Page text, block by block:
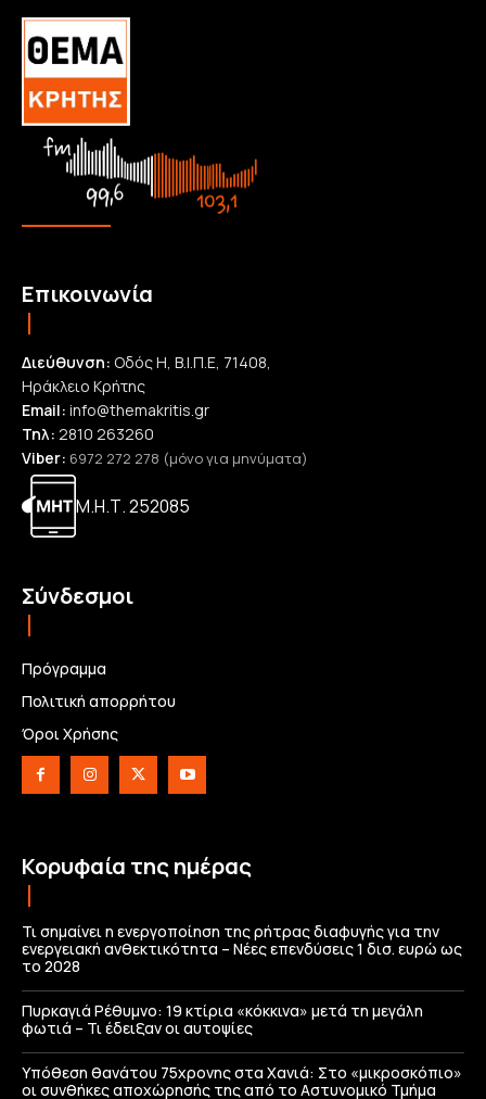
Επικοινωνία
Διεύθυνση: Οδός Η, Β.Ι.Π.Ε, 71408,
Ηράκλειο Κρήτης
Email: info@themakritis.gr
Τηλ: 2810 263260
Viber: 6972 272 278 (μόνο για μηνύματα)
Μ.Η.Τ. 252085
Σύνδεσμοι
Πρόγραμμα
Πολιτική απορρήτου
Όροι Χρήσης
Κορυφαία της ημέρας
Τι σημαίνει η ενεργοποίηση της ρήτρας διαφυγής για την
ενεργειακή ανθεκτικότητα – Νέες επενδύσεις 1 δισ. ευρώ ως
το 2028
Πυρκαγιά Ρέθυμνο: 19 κτίρια «κόκκινα» μετά τη μεγάλη
φωτιά – Τι έδειξαν οι αυτοψίες
Υπόθεση θανάτου 75χρονης στα Χανιά: Στο «μικροσκόπιο»
οι συνθήκες αποχώρησής της από το Αστυνομικό Τμήμα